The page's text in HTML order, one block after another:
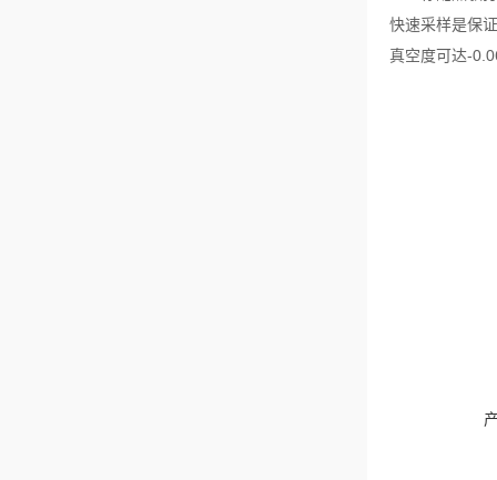
快速采样是保
真空度可达-